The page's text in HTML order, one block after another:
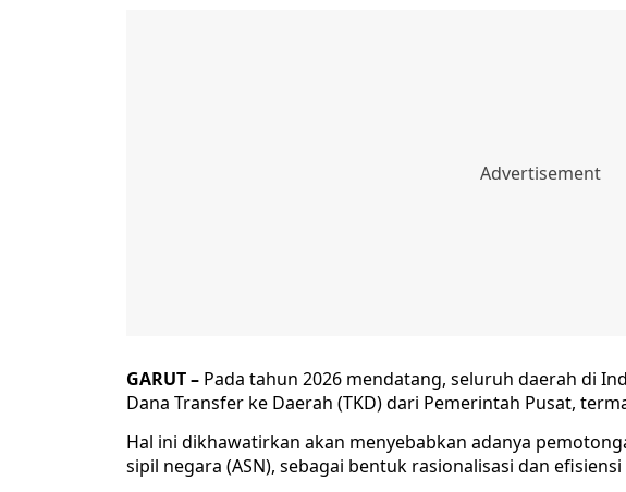
GARUT – Pada tahun 2026 mendatang, seluruh daerah di
Dana Transfer ke Daerah (TKD) dari Pemerintah Pusat,
Hal ini dikhawatirkan akan menyebabkan adanya
sipil negara (ASN), sebagai bentuk rasionalisasi dan